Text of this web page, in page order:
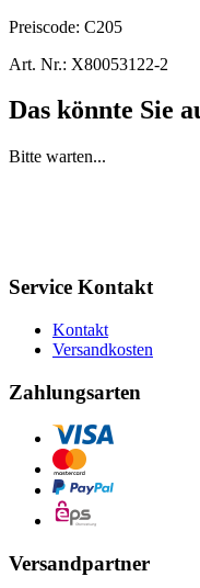
Preiscode: C205
Art. Nr.: X80053122-2
Das könnte Sie
Bitte warten...
Service Kontakt
Kontakt
Versandkosten
Zahlungsarten
Versandpartner